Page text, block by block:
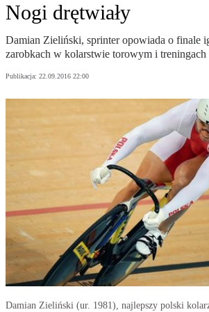
Nogi drętwiały
Damian Zieliński, sprinter opowiada o finale
zarobkach w kolarstwie torowym i treningach
Publikacja: 22.09.2016 22:00
Damian Zieliński (ur. 1981), najlepszy polski